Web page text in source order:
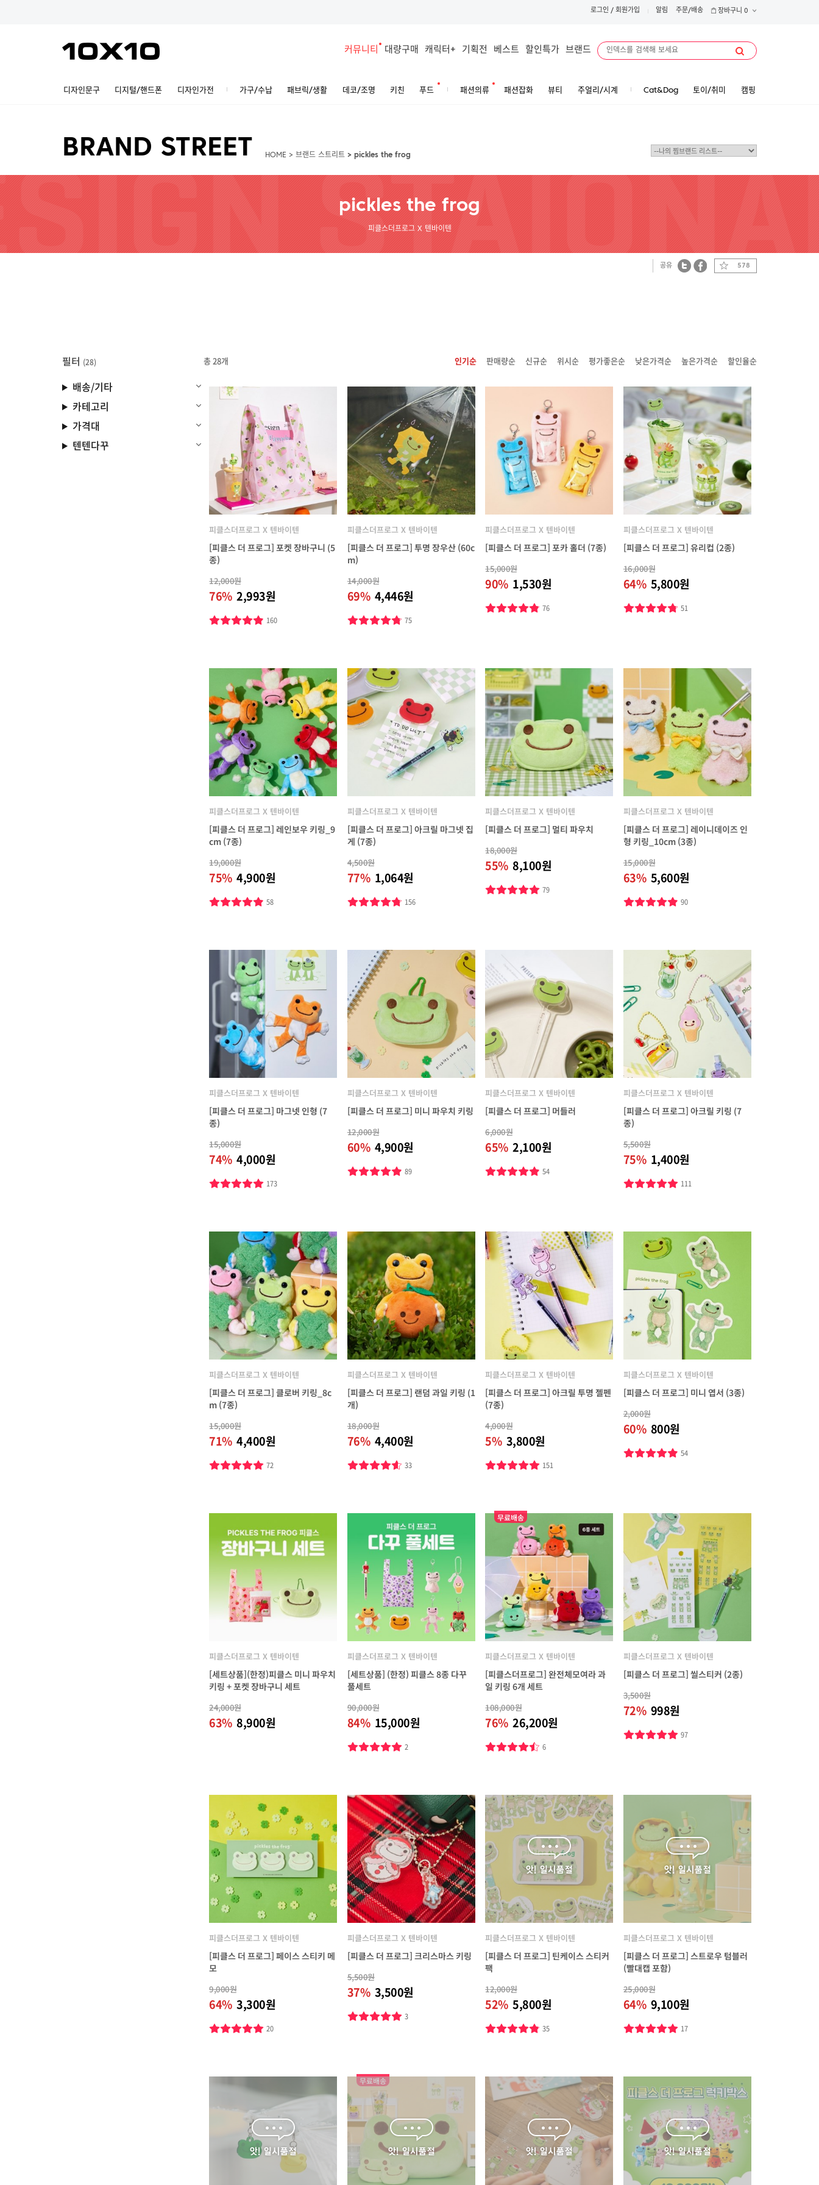
로그인 / 회원가입 알림 주문/배송 장바구니 0
커뮤니티 대량구매 캐릭터+ 기획전 베스트 할인특가 브랜드
디자인문구 디지털/핸드폰 디자인가전 가구/수납 패브릭/생활 데코/조명 키친 푸드 패션의류 패션잡화 뷰티 주얼리/시계 Cat&Dog 토이/취미 캠핑
BRAND STREET HOME > 브랜드 스트리트 > pickles the frog
pickles the frog
피클스더프로그 X 텐바이텐
공유 578
필터 (28)
배송/기타
카테고리
가격대
텐텐다꾸
총 28개 인기순 판매량순 신규순 위시순 평가좋은순 낮은가격순 높은가격순 할인율순
피클스더프로그 X 텐바이텐
[피클스 더 프로그] 포켓 장바구니 (5
종)
12,000원
76% 2,993원
160
피클스더프로그 X 텐바이텐
[피클스 더 프로그] 투명 장우산 (60c
m)
14,000원
69% 4,446원
75
피클스더프로그 X 텐바이텐
[피클스 더 프로그] 포카 홀더 (7종)
15,000원
90% 1,530원
76
피클스더프로그 X 텐바이텐
[피클스 더 프로그] 유리컵 (2종)
16,000원
64% 5,800원
51
피클스더프로그 X 텐바이텐
[피클스 더 프로그] 레인보우 키링_9
cm (7종)
19,000원
75% 4,900원
58
피클스더프로그 X 텐바이텐
[피클스 더 프로그] 아크릴 마그넷 집
게 (7종)
4,500원
77% 1,064원
156
피클스더프로그 X 텐바이텐
[피클스 더 프로그] 멀티 파우치
18,000원
55% 8,100원
79
피클스더프로그 X 텐바이텐
[피클스 더 프로그] 레이니데이즈 인
형 키링_10cm (3종)
15,000원
63% 5,600원
90
피클스더프로그 X 텐바이텐
[피클스 더 프로그] 마그넷 인형 (7
종)
15,000원
74% 4,000원
173
피클스더프로그 X 텐바이텐
[피클스 더 프로그] 미니 파우치 키링
12,000원
60% 4,900원
89
피클스더프로그 X 텐바이텐
[피클스 더 프로그] 머들러
6,000원
65% 2,100원
54
피클스더프로그 X 텐바이텐
[피클스 더 프로그] 아크릴 키링 (7
종)
5,500원
75% 1,400원
111
피클스더프로그 X 텐바이텐
[피클스 더 프로그] 클로버 키링_8c
m (7종)
15,000원
71% 4,400원
72
피클스더프로그 X 텐바이텐
[피클스 더 프로그] 랜덤 과일 키링 (1
개)
18,000원
76% 4,400원
33
피클스더프로그 X 텐바이텐
[피클스 더 프로그] 아크릴 투명 젤펜
(7종)
4,000원
5% 3,800원
151
피클스더프로그 X 텐바이텐
[피클스 더 프로그] 미니 엽서 (3종)
2,000원
60% 800원
54
피클스더프로그 X 텐바이텐
[세트상품](한정)피클스 미니 파우치
키링 + 포켓 장바구니 세트
24,000원
63% 8,900원
피클스더프로그 X 텐바이텐
[세트상품] (한정) 피클스 8종 다꾸
풀세트
90,000원
84% 15,000원
2
무료배송
피클스더프로그 X 텐바이텐
[피클스더프로그] 완전체모여라 과
일 키링 6개 세트
108,000원
76% 26,200원
6
피클스더프로그 X 텐바이텐
[피클스 더 프로그] 씰스티커 (2종)
3,500원
72% 998원
97
피클스더프로그 X 텐바이텐
[피클스 더 프로그] 페이스 스티키 메
모
9,000원
64% 3,300원
20
피클스더프로그 X 텐바이텐
[피클스 더 프로그] 크리스마스 키링
5,500원
37% 3,500원
3
피클스더프로그 X 텐바이텐
[피클스 더 프로그] 틴케이스 스티커
팩
12,000원
52% 5,800원
35
피클스더프로그 X 텐바이텐
[피클스 더 프로그] 스트로우 텀블러
(빨대캡 포함)
25,000원
64% 9,100원
17
무료배송